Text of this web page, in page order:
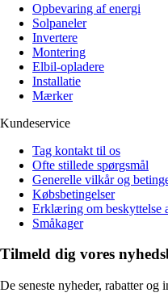
Opbevaring af energi
Solpaneler
Invertere
Montering
Elbil-opladere
Installatie
Mærker
Kundeservice
Tag kontakt til os
Ofte stillede spørgsmål
Generelle vilkår og
Købsbetingelser
Erklæring om beskyttelse
Småkager
Tilmeld dig vores
De seneste nyheder, rabatter og